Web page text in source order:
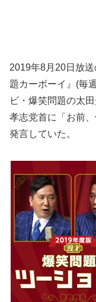
2019年8月20日放
題カーボーイ』(毎
ビ・爆笑問題の太
孝志党首に「お前
発言していた。